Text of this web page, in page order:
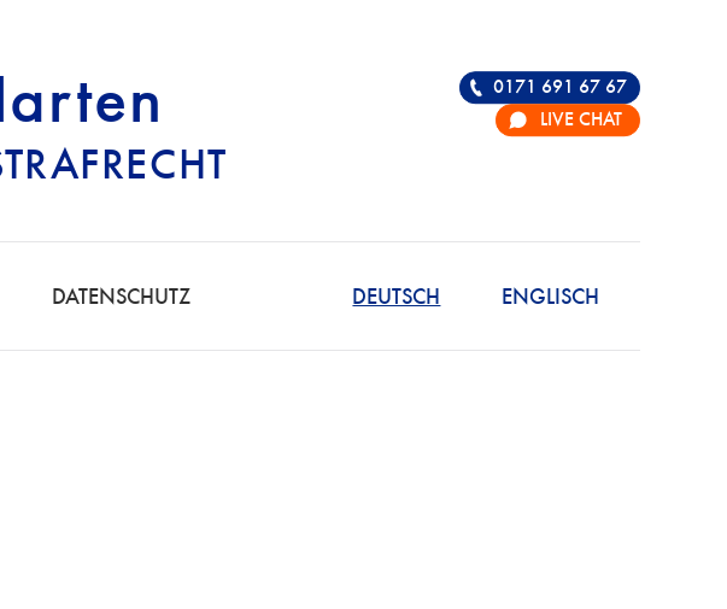
FÜR DIE
DATENSCHUTZ ENGLISCH
DEUTSCH
0171 691 67 67
LIVE CHAT